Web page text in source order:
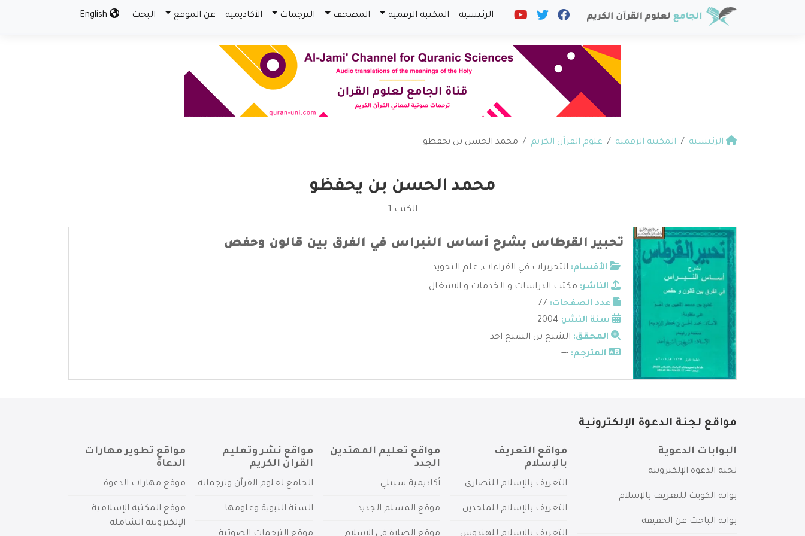
الرئيسية المكتبة الرقمية المصحف الترجمات الأكاديمية عن الموقع البحث
الرئيسية المكتبة الرقمية علوم القرآن الكريم محمد الحسن بن يحفظو
محمد الحسن بن يحفظو
الكتب 1
تحبير القرطاس بشرح أساس النبراس في الفرق بين قالون وحفص
الأقسام: التحريرات في القراءات, علم التجويد
الناشر: مكتب الدراسات و الخدمات و الاشغال
عدد الصفحات:
سنة النشر:
المحقق: الشيخ بن الشيخ احد
المترجم: ---
مواقع لجنة الدعوة الإلكترونية
البوابات الدعوية
لجنة الدعوة الإلكترونية
بوابة الكويت للتعريف بالإسلام
بوابة الباحث عن الحقيقة
مواقع التعريف
بالإسلام
التعريف بالإسلام للنصارى
التعريف بالإسلام للملحدين
مواقع تعليم المهتدين
الجدد
أكاديمية سبيلي
موقع المسلم الجديد
مواقع نشر وتعليم
القرآن الكريم
الجامع لعلوم القرآن وترجماته
السنة النبوية وعلومها
مواقع تطوير مهارات
الدعاة
موقع مهارات الدعوة
موقع المكتبة الإسلامية
الإلكترونية الشاملة